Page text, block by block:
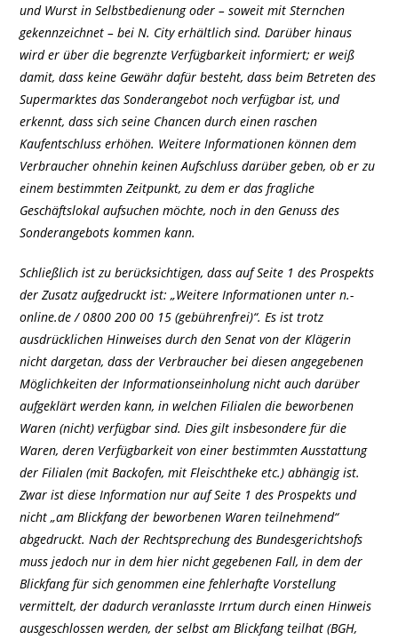
und Wurst in Selbstbedienung oder – soweit mit Sternchen
gekennzeichnet – bei N. City erhältlich sind. Darüber hinaus
wird er über die begrenzte Verfügbarkeit informiert; er weiß
damit, dass keine Gewähr dafür besteht, dass beim Betreten des
Supermarktes das Sonderangebot noch verfügbar ist, und
erkennt, dass sich seine Chancen durch einen raschen
Kaufentschluss erhöhen. Weitere Informationen können dem
Verbraucher ohnehin keinen Aufschluss darüber geben, ob er zu
einem bestimmten Zeitpunkt, zu dem er das fragliche
Geschäftslokal aufsuchen möchte, noch in den Genuss des
Sonderangebots kommen kann.
Schließlich ist zu berücksichtigen, dass auf Seite 1 des Prospekts
der Zusatz aufgedruckt ist: „Weitere Informationen unter n.-
online.de / 0800 200 00 15 (gebührenfrei)“. Es ist trotz
ausdrücklichen Hinweises durch den Senat von der Klägerin
nicht dargetan, dass der Verbraucher bei diesen angegebenen
Möglichkeiten der Informationseinholung nicht auch darüber
aufgeklärt werden kann, in welchen Filialen die beworbenen
Waren (nicht) verfügbar sind. Dies gilt insbesondere für die
Waren, deren Verfügbarkeit von einer bestimmten Ausstattung
der Filialen (mit Backofen, mit Fleischtheke etc.) abhängig ist.
Zwar ist diese Information nur auf Seite 1 des Prospekts und
nicht „am Blickfang der beworbenen Waren teilnehmend“
abgedruckt. Nach der Rechtsprechung des Bundesgerichtshofs
muss jedoch nur in dem hier nicht gegebenen Fall, in dem der
Blickfang für sich genommen eine fehlerhafte Vorstellung
vermittelt, der dadurch veranlasste Irrtum durch einen Hinweis
ausgeschlossen werden, der selbst am Blickfang teilhat (BGH,